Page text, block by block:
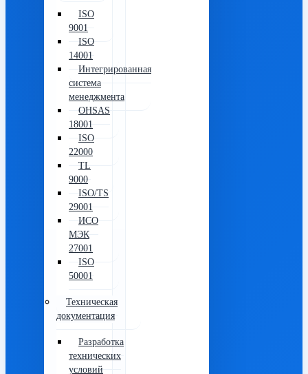
ISO
9001
ISO
14001
Интегрированная
система
менеджмента
OHSAS
18001
ISO
22000
TL
9000
ISO/TS
29001
ИСО
МЭК
27001
ISO
50001
Техническая
документация
Разработка
технических
условий